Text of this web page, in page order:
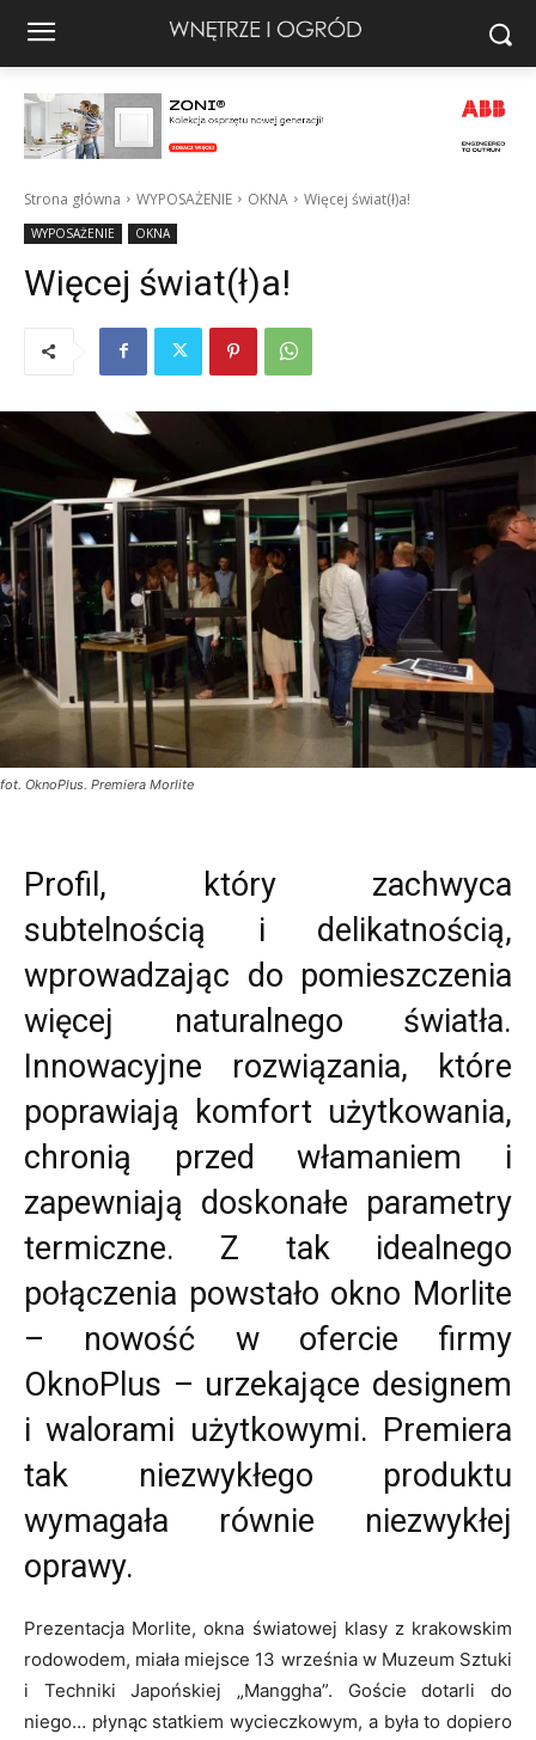
Strona główna WYPOSAŻENIE OKNA Więcej świat(ł)a!
WYPOSAŻENIE OKNA
Więcej świat(ł)a!
fot. OknoPlus. Premiera Morlite
Profil, który zachwyca
subtelnością i delikatnością,
wprowadzając do pomieszczenia
więcej naturalnego światła.
Innowacyjne rozwiązania, które
poprawiają komfort użytkowania,
chronią przed włamaniem i
zapewniają doskonałe parametry
termiczne. Z tak idealnego
połączenia powstało okno Morlite
– nowość w ofercie firmy
OknoPlus – urzekające designem
i walorami użytkowymi. Premiera
tak niezwykłego produktu
wymagała równie niezwykłej
oprawy.
Prezentacja Morlite, okna światowej klasy z krakowskim
rodowodem, miała miejsce 13 września w Muzeum Sztuki
i Techniki Japońskiej „Manggha”. Goście dotarli do
niego… płynąc statkiem wycieczkowym, a była to dopiero